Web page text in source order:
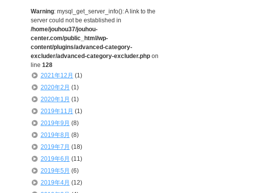
Warning: mysql_get_server_info(): A link to the
server could not be established in
/home/jouhou37/jouhou-
center.com/public_html/wp-
content/plugins/advanced-category-
excluder/advanced-category-excluder.phpon
line 128
2021年12月 (1)
2020年2月 (1)
2020年1月 (1)
2019年11月 (1)
2019年9月 (8)
2019年8月 (8)
2019年7月 (18)
2019年6月 (11)
2019年5月 (6)
2019年4月 (12)